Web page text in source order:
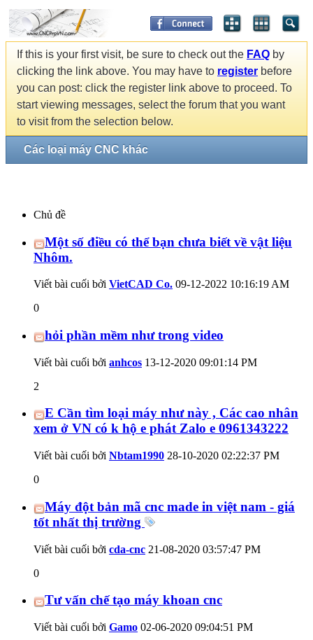
If this is your first visit, be sure to check out the FAQ by
clicking the link above. You may have to register before
you can post: click the register link above to proceed. To
start viewing messages, select the forum that you want
to visit from the selection below.
Các loại máy CNC khác
Chủ đề
Một số điều có thể bạn chưa biết về vật liệu
Nhôm.
Viết bài cuối bởi VietCAD Co. 09-12-2022 10:16:19 AM
0
hỏi phần mềm như trong video
Viết bài cuối bởi anhcos 13-12-2020 09:01:14 PM
2
E Cần tìm loại máy như này , Các cao nhân
xem ở VN có k hộ e phát Zalo e 0961343222
Viết bài cuối bởi Nbtam1990 28-10-2020 02:22:37 PM
0
Máy đột bản mã cnc made in việt nam - giá
tốt nhất thị trường
Viết bài cuối bởi cda-cnc 21-08-2020 03:57:47 PM
0
Tư vấn chế tạo máy khoan cnc
Viết bài cuối bởi Gamo 02-06-2020 09:04:51 PM